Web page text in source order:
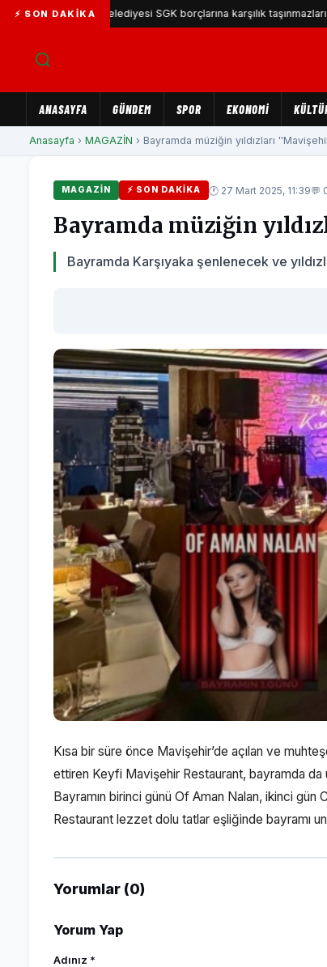
⚡ SON DAKIKA
Karşıyaka Belediyesi SGK borçlarına karşılık taşınmazları teminat
ANASAYFA GÜNDEM SPOR EKONOMİ
Anasayfa › MAGAZİN › Bayramda müziğin yıldızları
MAGAZİN ⚡ SON DAKIKA 🕐 27 Mart 2025, 11:39💬
Bayramda müziğin
Bayramda Karşıyaka şenlenecek ve
Kısa bir süre önce Mavişehir’de açılan ve
ettiren Keyfi Mavişehir Restaurant, bayramda
Bayramın birinci günü Of Aman Nalan, ikinci
Restaurant lezzet dolu tatlar eşliğinde bayramı
Yorumlar (0)
Yorum Yap
Adınız *